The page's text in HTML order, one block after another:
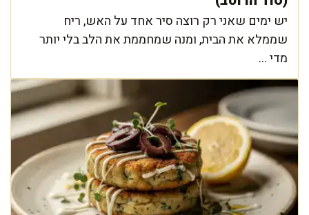
יש ימים שאני רק רוצה סיר אחד על האש, ריח
שממלא את הבית, ומנה שמחממת את הלב בלי יותר
מדי ...